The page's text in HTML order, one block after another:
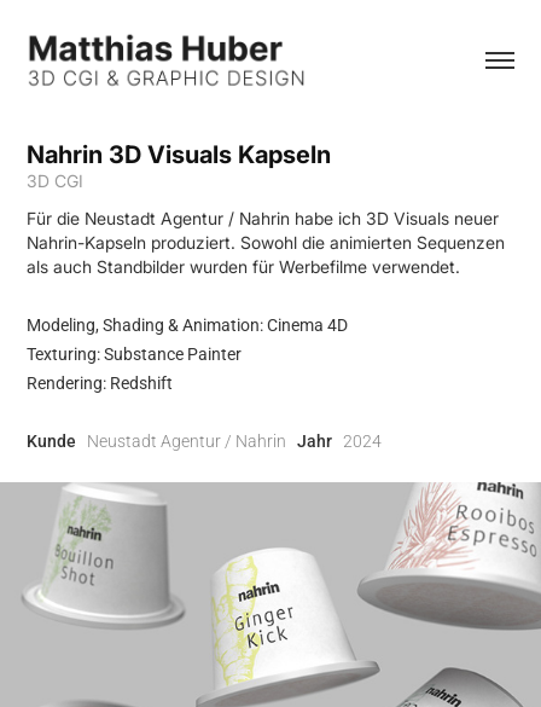
Nahrin 3D Visuals Kapseln
3D CGI
Für die Neustadt Agentur / Nahrin habe ich 3D Visuals neuer
Nahrin-Kapseln produziert. Sowohl die animierten Sequenzen
als auch Standbilder wurden für Werbefilme verwendet.
Modeling, Shading & Animation: Cinema 4D
Texturing: Substance Painter
Rendering: Redshift
Kunde Neustadt Agentur / Nahrin Jahr 2024